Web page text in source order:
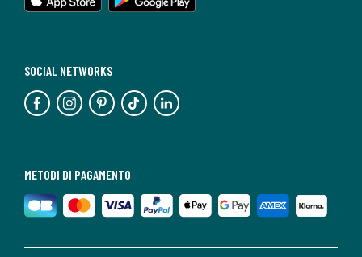
METODI DI PAGAMENTO
SOCIAL NETWORKS